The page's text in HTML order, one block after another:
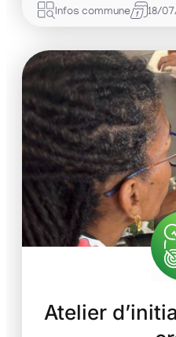
Infos commune 18/
Atelier